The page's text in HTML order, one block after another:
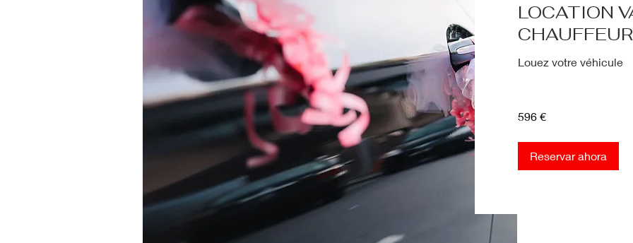
LOCATION
CHAUFFEUR
Louez votre véhicule
euros
596 €
Reservar ahora